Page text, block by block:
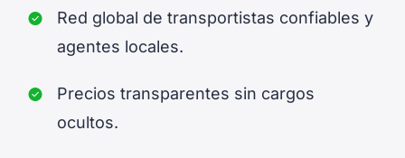
Red global de transportistas confiables y
agentes locales.
Precios transparentes sin cargos
ocultos.